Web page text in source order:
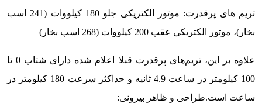
تریم های پرقدرت: موتور الکتریکی جلو 180 کیلووات (241 اسب
بخار)، موتور الکتریکی عقب 200 کیلووات (268 اسب بخار)
علاوه بر این، تریم‌های پرقدرت قبلا اعلام شده دارای شتاب 0 تا
100 کیلومتر در ساعت 4.9 ثانیه و حداکثر سرعت 180 کیلومتر در
ساعت است.طراحی و ظاهر بیرونی: